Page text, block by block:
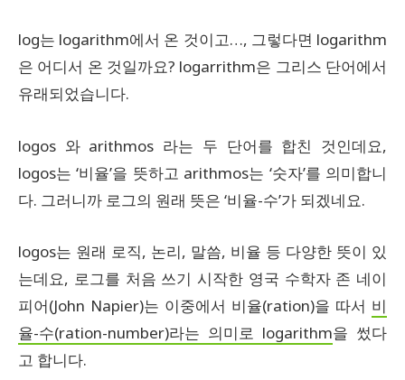
log는 logarithm에서 온 것이고…, 그렇다면 logarithm
은 어디서 온 것일까요? logarrithm은 그리스 단어에서
유래되었습니다.
logos 와 arithmos 라는 두 단어를 합친 것인데요,
logos는 ‘비율’을 뜻하고 arithmos는 ‘숫자’를 의미합니
다. 그러니까 로그의 원래 뜻은 ‘비율-수’가 되겠네요.
logos는 원래 로직, 논리, 말씀, 비율 등 다양한 뜻이 있
는데요, 로그를 처음 쓰기 시작한 영국 수학자 존 네이
피어(John Napier)는 이중에서 비율(ration)을 따서 비
율-수(ration-number)라는 의미로 logarithm을 썼다
고 합니다.